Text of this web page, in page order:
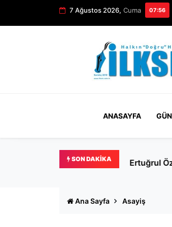
7 Ağustos 2026, Cuma 07:56
ANASAYFA
SON DAKIKA Ertuğrul
Ana Sayfa Asayiş